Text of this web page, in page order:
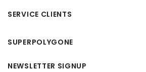
SERVICE CLIENTS
SUPERPOLYGONE
NEWSLETTER SIGNUP